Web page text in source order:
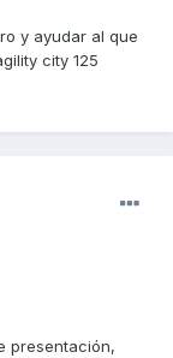
y ayudar al que
city 125
presentación,